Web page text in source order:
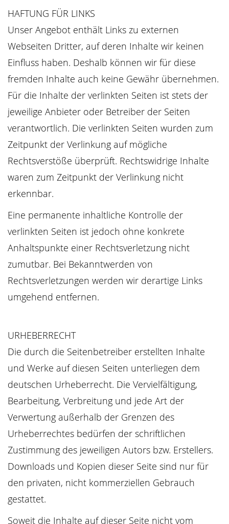
HAFTUNG FÜR LINKS
Unser Angebot enthält Links zu externen
Webseiten Dritter, auf deren Inhalte wir keinen
Einfluss haben. Deshalb können wir für diese
fremden Inhalte auch keine Gewähr übernehmen.
Für die Inhalte der verlinkten Seiten ist stets der
jeweilige Anbieter oder Betreiber der Seiten
verantwortlich. Die verlinkten Seiten wurden zum
Zeitpunkt der Verlinkung auf mögliche
Rechtsverstöße überprüft. Rechtswidrige Inhalte
waren zum Zeitpunkt der Verlinkung nicht
erkennbar.
Eine permanente inhaltliche Kontrolle der
verlinkten Seiten ist jedoch ohne konkrete
Anhaltspunkte einer Rechtsverletzung nicht
zumutbar. Bei Bekanntwerden von
Rechtsverletzungen werden wir derartige Links
umgehend entfernen.
URHEBERRECHT
Die durch die Seitenbetreiber erstellten Inhalte
und Werke auf diesen Seiten unterliegen dem
deutschen Urheberrecht. Die Vervielfältigung,
Bearbeitung, Verbreitung und jede Art der
Verwertung außerhalb der Grenzen des
Urheberrechtes bedürfen der schriftlichen
Zustimmung des jeweiligen Autors bzw. Erstellers.
Downloads und Kopien dieser Seite sind nur für
den privaten, nicht kommerziellen Gebrauch
gestattet.
Soweit die Inhalte auf dieser Seite nicht vom